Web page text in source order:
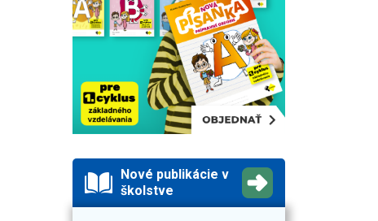
Nové publikácie v
školstve